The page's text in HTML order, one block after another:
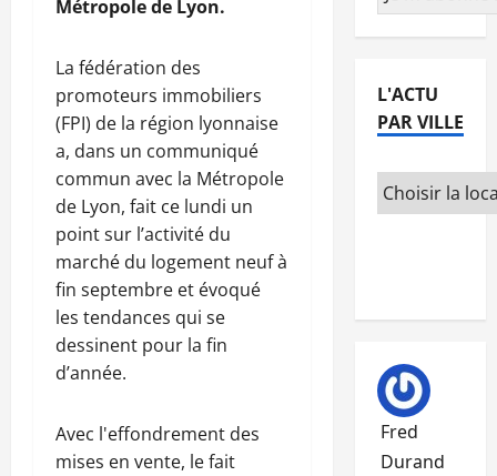
Métropole de Lyon.
La fédération des
promoteurs immobiliers
(FPI) de la région lyonnaise
a, dans un communiqué
commun avec la Métropole
de Lyon, fait ce lundi un
point sur l’activité du
marché du logement neuf à
fin septembre et évoqué
les tendances qui se
dessinent pour la fin
d’année.
Avec l'effondrement des
mises en vente, le fait
L'ACTU
PAR VILLE
Fred
Durand